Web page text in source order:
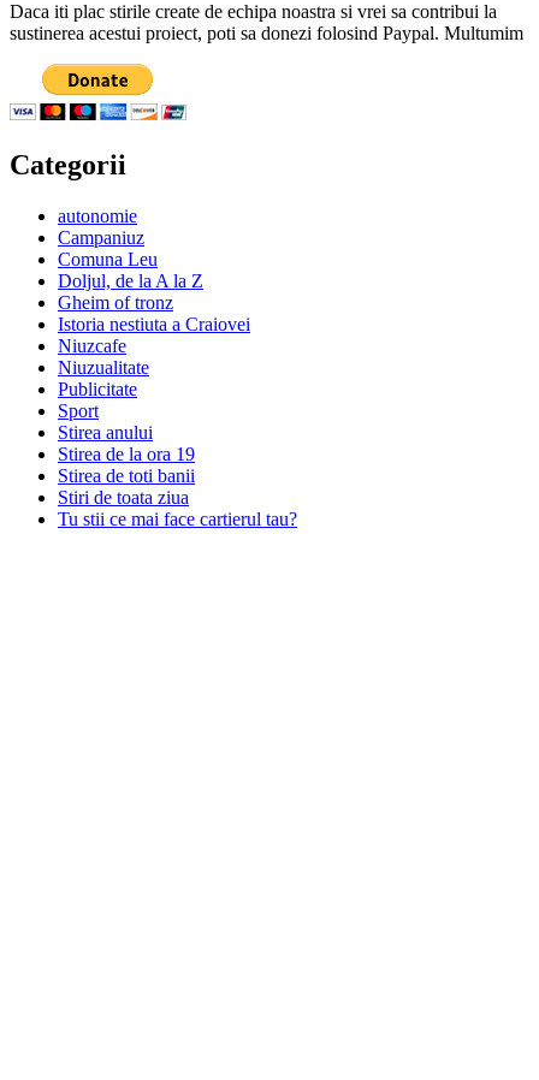
Daca iti plac stirile create de echipa noastra si vrei sa contribui la
sustinerea acestui proiect, poti sa donezi folosind Paypal. Multumim
Categorii
autonomie
Campaniuz
Comuna Leu
Doljul, de la A la Z
Gheim of tronz
Istoria nestiuta a Craiovei
Niuzcafe
Niuzualitate
Publicitate
Sport
Stirea anului
Stirea de la ora 19
Stirea de toti banii
Stiri de toata ziua
Tu stii ce mai face cartierul tau?